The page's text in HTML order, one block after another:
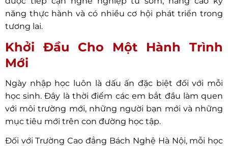
năng thực hành và có nhiều cơ hội phát triển trong
tương lai.
Khởi Đầu Cho Một Hành Trình
Mới
Ngày nhập học luôn là dấu ấn đặc biệt đối với mỗi
học sinh. Đây là thời điểm các em bắt đầu làm quen
với môi trường mới, những người bạn mới và những
mục tiêu mới trên con đường học tập.
Đối với Trường Cao đẳng Bách Nghệ Hà Nội, mỗi học